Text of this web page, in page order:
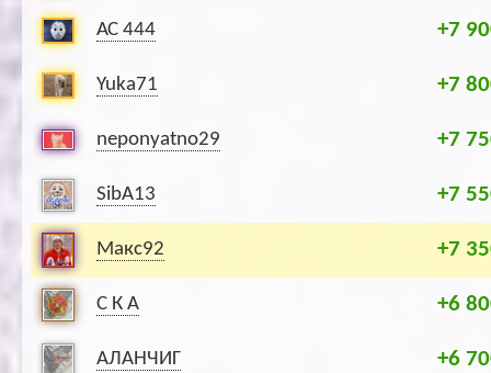
АС 444 +7
Yuka71 +7
neponyatno29 +7
SibA13 +7
Макс92 +7
С К А +6
АЛАНЧИГ +6